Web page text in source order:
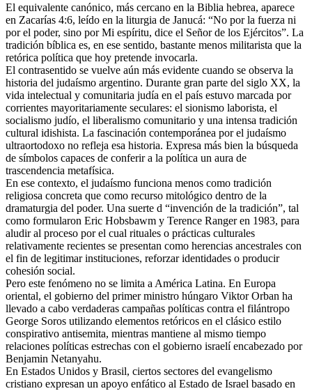
El equivalente canónico, más cercano en la Biblia hebrea, aparece
en Zacarías 4:6, leído en la liturgia de Janucá: “No por la fuerza ni
por el poder, sino por Mi espíritu, dice el Señor de los Ejércitos”. La
tradición bíblica es, en ese sentido, bastante menos militarista que la
retórica política que hoy pretende invocarla.
El contrasentido se vuelve aún más evidente cuando se observa la
historia del judaísmo argentino. Durante gran parte del siglo XX, la
vida intelectual y comunitaria judía en el país estuvo marcada por
corrientes mayoritariamente seculares: el sionismo laborista, el
socialismo judío, el liberalismo comunitario y una intensa tradición
cultural idishista. La fascinación contemporánea por el judaísmo
ultraortodoxo no refleja esa historia. Expresa más bien la búsqueda
de símbolos capaces de conferir a la política un aura de
trascendencia metafísica.
En ese contexto, el judaísmo funciona menos como tradición
religiosa concreta que como recurso mitológico dentro de la
dramaturgia del poder. Una suerte d “invención de la tradición”, tal
como formularon Eric Hobsbawm y Terence Ranger en 1983, para
aludir al proceso por el cual rituales o prácticas culturales
relativamente recientes se presentan como herencias ancestrales con
el fin de legitimar instituciones, reforzar identidades o producir
cohesión social.
Pero este fenómeno no se limita a América Latina. En Europa
oriental, el gobierno del primer ministro húngaro Viktor Orban ha
llevado a cabo verdaderas campañas políticas contra el filántropo
George Soros utilizando elementos retóricos en el clásico estilo
conspirativo antisemita, mientras mantiene al mismo tiempo
relaciones políticas estrechas con el gobierno israelí encabezado por
Benjamin Netanyahu.
En Estados Unidos y Brasil, ciertos sectores del evangelismo
cristiano expresan un apoyo enfático al Estado de Israel basado en